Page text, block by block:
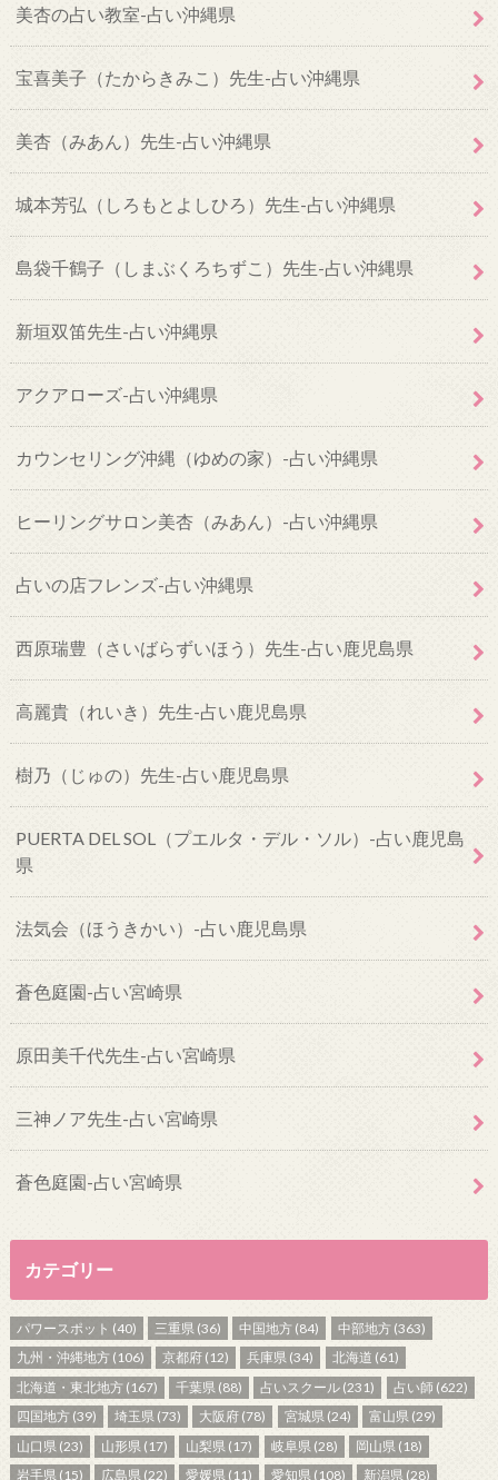
美杏の占い教室-占い沖縄県
宝喜美子（たからきみこ）先生-占い沖縄県
美杏（みあん）先生-占い沖縄県
城本芳弘（しろもとよしひろ）先生-占い沖縄県
島袋千鶴子（しまぶくろちずこ）先生-占い沖縄県
新垣双笛先生-占い沖縄県
アクアローズ-占い沖縄県
カウンセリング沖縄（ゆめの家）-占い沖縄県
ヒーリングサロン美杏（みあん）-占い沖縄県
占いの店フレンズ-占い沖縄県
西原瑞豊（さいばらずいほう）先生-占い鹿児島県
高麗貴（れいき）先生-占い鹿児島県
樹乃（じゅの）先生-占い鹿児島県
PUERTA DEL SOL（プエルタ・デル・ソル）-占い鹿児島
県
法気会（ほうきかい）-占い鹿児島県
蒼色庭園-占い宮崎県
原田美千代先生-占い宮崎県
三神ノア先生-占い宮崎県
蒼色庭園-占い宮崎県
カテゴリー
パワースポット (40) 三重県 (36) 中国地方 (84) 中部地方(363)
九州・沖縄地方 (106) 京都府 (12) 兵庫県 (34) 北海道 (61)
北海道・東北地方(167) 千葉県 (88) 占いスクール (231) 占い師 (622)
四国地方 (39) 埼玉県 (73) 大阪府 (78) 宮城県(24) 富山県(29)
山口県 (23) 山形県 (17) 山梨県 (17) 岐阜県 (28) 岡山県 (18)
岩手県(15) 広島県 (22) 愛媛県 (11) 愛知県(108) 新潟県(28)